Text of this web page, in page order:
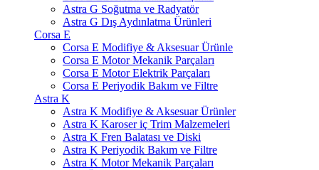
Astra G Soğutma ve Radyatör
Astra G Dış Aydınlatma Ürünleri
Corsa E
Corsa E Modifiye & Aksesuar Ürünle
Corsa E Motor Mekanik Parçaları
Corsa E Motor Elektrik Parçaları
Corsa E Periyodik Bakım ve Filtre
Astra K
Astra K Modifiye & Aksesuar Ürünler
Astra K Karoser iç Trim Malzemeleri
Astra K Fren Balatası ve Diski
Astra K Periyodik Bakım ve Filtre
Astra K Motor Mekanik Parçaları